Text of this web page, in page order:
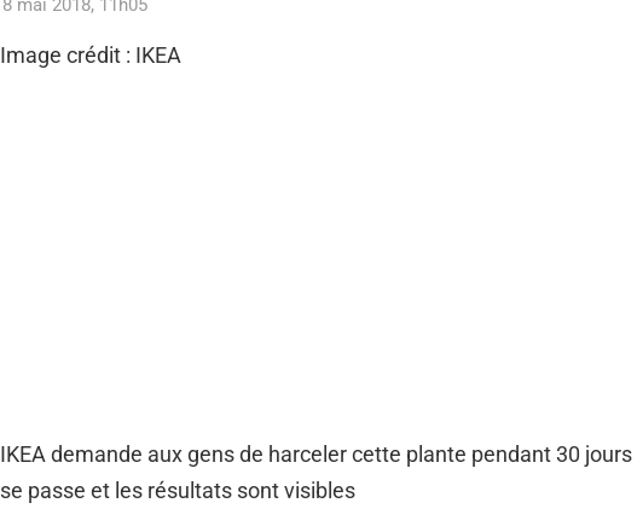
8 mai 2018, 11h05
Image crédit : IKEA
IKEA demande aux gens de harceler cette plante pendant 30
se passe et les résultats sont visibles